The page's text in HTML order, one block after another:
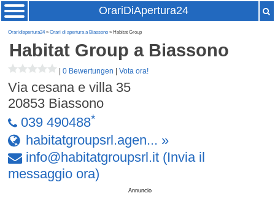
OrariDiApertura24
Oraridiapertura24»Orari di apertura a Biassono » Habitat Group
Habitat Group a Biassono
|0 Bewertungen |Vota ora!
Via cesana e villa 35
20853 Biassono
039 490488*
habitatgroupsrl.agen... »
info@habitatgroupsrl .it (Invia il
messaggio ora)
Annuncio